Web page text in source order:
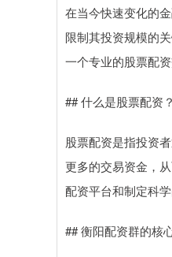
在当今快速变化的
限制其投资规模的
一个专业的股票配
## 什么是股票配资？
股票配资是指投资
更多的交易资金，
配资平台和制定科
## 衡阳配资群的核